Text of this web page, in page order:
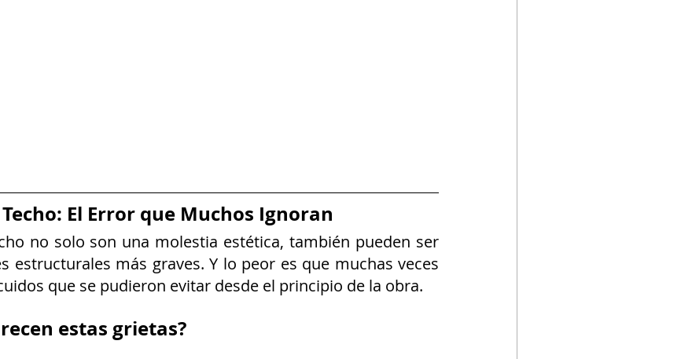
El Error que Muchos Ignoran
no solo son una molestia estética, también pueden ser
estructurales más graves. Y lo peor es que muchas veces
que se pudieron evitar desde el principio de la obra.
estas grietas?